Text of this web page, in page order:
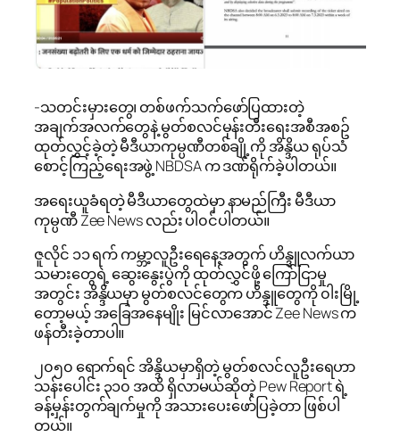
-သတင်းမှားတွေ၊ တစ်ဖက်သက်ဖော်ပြထားတဲ့
အချက်အလက်တွေနဲ့ မွတ်စလင်မုန်းတီးရေးအစီအစဥ်
ထုတ်လွှင့်ခဲ့တဲ့ မီဒီယာကုမ္ပဏီတစ်ချို့ကို အိန္ဒိယ ရုပ်သံ
စောင့်ကြည့်ရေးအဖွဲ့ NBDSA က ဒဏ်ရိုက်ခဲ့ပါတယ်။
အရေးယူခံရတဲ့ မီဒီယာတွေထဲမှာ နာမည်ကြီး မီဒီယာ
ကုမ္ပဏီ Zee News လည်း ပါ၀င်ပါတယ်။
ဇူလိုင် ၁၁ ရက် ကမ္ဘာ့လူဦးရေနေ့အတွက် ဟိန္ဒူလက်ယာ
သမားတွေရဲ့ ဆွေးနွေးပွဲကို ထုတ်လွှင်ဖို့ ကြော်ငြာမှု
အတွင်း အိန္ဒိယမှာ မွတ်စလင်တွေက ဟိန္ဒူတွေကို ၀ါးမြို့
တော့မယ့် အခြေအနေမျိုး မြင်လာအောင် Zee News က
ဖန်တီးခဲ့တာပါ။
၂၀၅၀ ရောက်ရင် အိန္ဒိယမှာရှိတဲ့ မွတ်စလင်လူဦးရေဟာ
သန်းပေါင်း ၃၁၀ အထိ ရှိလာမယ်ဆိုတဲ့ Pew Report ရဲ့
ခန့်မှန်းတွက်ချက်မှုကို အသားပေးဖော်ပြခဲ့တာ ဖြစ်ပါ
တယ်။